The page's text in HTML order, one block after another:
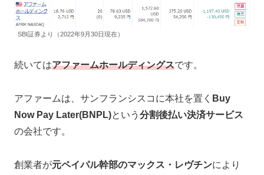
SBI証券より（2022年9月30日現在）
続いてはアファームホールディングスです。
アファームは、サンフランシスコに本社を置く Buy
Now Pay Later(BNPL)という 分割後払い決済サービス
の会社です。
創業者が元ペイパル幹部のマックス・レヴチンにより